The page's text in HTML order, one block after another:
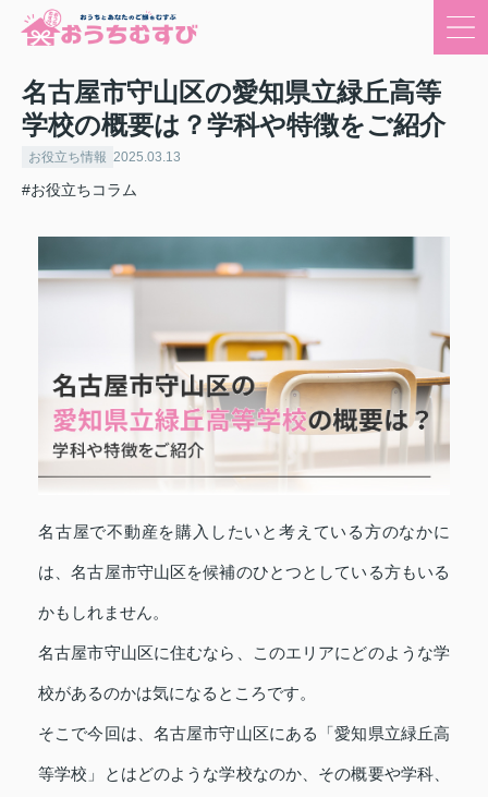
名古屋市守山区の愛知県立緑丘高等
学校の概要は？学科や特徴をご紹介
お役立ち情報 2025.03.13
#お役立ちコラム
名古屋で不動産を購入したいと考えている方のなかに
は、名古屋市守山区を候補のひとつとしている方もいる
かもしれません。
名古屋市守山区に住むなら、このエリアにどのような学
校があるのかは気になるところです。
そこで今回は、名古屋市守山区にある「愛知県立緑丘高
等学校」とはどのような学校なのか、その概要や学科、